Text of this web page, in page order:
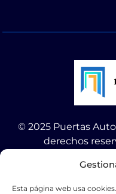
Esta página web usa
© 2025 Puertas
derechos